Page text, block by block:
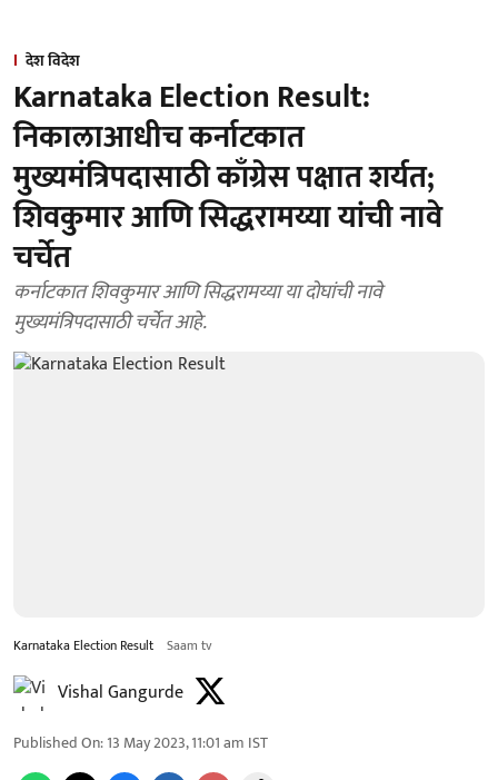
देश विदेश
Karnataka Election Result:
निकालाआधीच कर्नाटकात
मुख्यमंत्रिपदासाठी काँग्रेस पक्षात शर्यत;
शिवकुमार आणि सिद्धरामय्या यांची नावे
चर्चेत
कर्नाटकात शिवकुमार आणि सिद्धरामय्या या दोघांची नावे
मुख्यमंत्रिपदासाठी चर्चेत आहे.
Karnataka Election Result Saam tv
Vishal Gangurde
Published On:13 May 2023, 11:01 am IST